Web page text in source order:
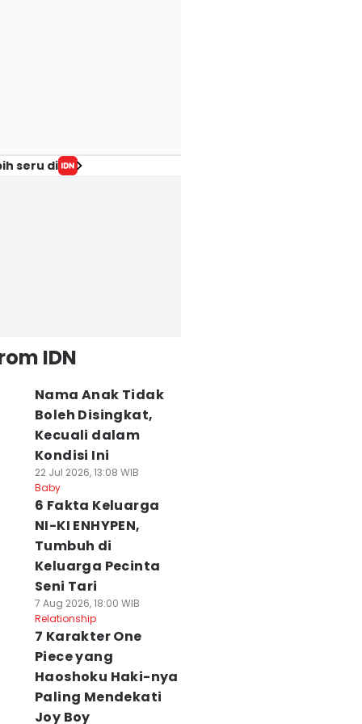
seru di
IDN
Nama Anak Tidak
Boleh Disingkat,
Kecuali dalam
Kondisi Ini
22 Jul 2026, 13:08 WIB
Baby
6 Fakta Keluarga
NI-KI ENHYPEN,
Tumbuh di
Keluarga Pecinta
Seni Tari
7 Aug 2026, 18:00 WIB
Relationship
7 Karakter One
Piece yang
Haoshoku Haki-nya
Paling Mendekati
Joy Boy